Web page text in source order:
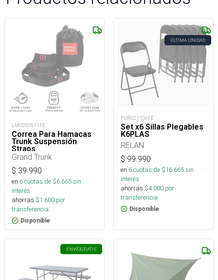
LMO200511FE
Correa Para Hamacas
Trunk Suspensión
Straps
Grand Trunk
$ 39.990
en 6cuotas de $6.665sin
interés
ahorras $1.600 por
transferencia.
Disponible
ÚLTIMA UNIDAD
PUR021106FE
Set x6 Sillas Plegables
K6PLAS
RELAN
$ 99.990
en 6cuotas de $16.665sin
interés
ahorras $4.000 por
transferencia.
Disponible
ENVÍOGRATIS